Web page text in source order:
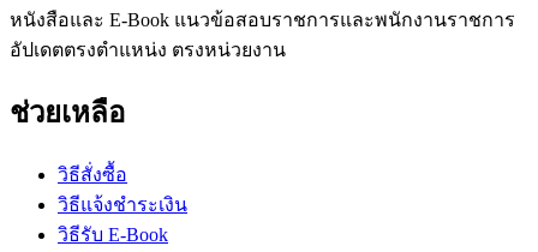
หนังสือและ E-Book แนวข้อสอบราชการและพนักงานราชการ
อัปเดตตรงตำแหน่ง ตรงหน่วยงาน
ช่วยเหลือ
วิธีสั่งซื้อ
วิธีแจ้งชำระเงิน
วิธีรับ E-Book